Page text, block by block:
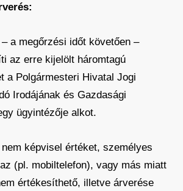
a megőrzési időt követően –
az erre kijelölt háromtagú
a Polgármesteri Hivatal Jogi
Irodájának és Gazdasági
ügyintézője alkot.
képvisel értéket, személyes
(pl. mobiltelefon), vagy más miatt
értékesíthető, illetve árverése